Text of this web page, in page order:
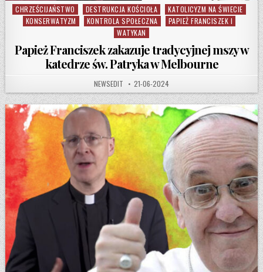
Posted in
CHRZEŚCIJAŃSTWO DESTRUKCJA KOŚCIOŁA
KATOLICYZM NA ŚWIECIE
KONSERWATYZM
KONTROLA SPOŁECZNA
PAPIEŻ FRANCISZEK I
WATYKAN
Papież Franciszek zakazuje tradycyjnej mszy w
katedrze św. Patryka w Melbourne
AUTHOR:
NEWSEDIT PUBLISHED DATE:
21-06-2024